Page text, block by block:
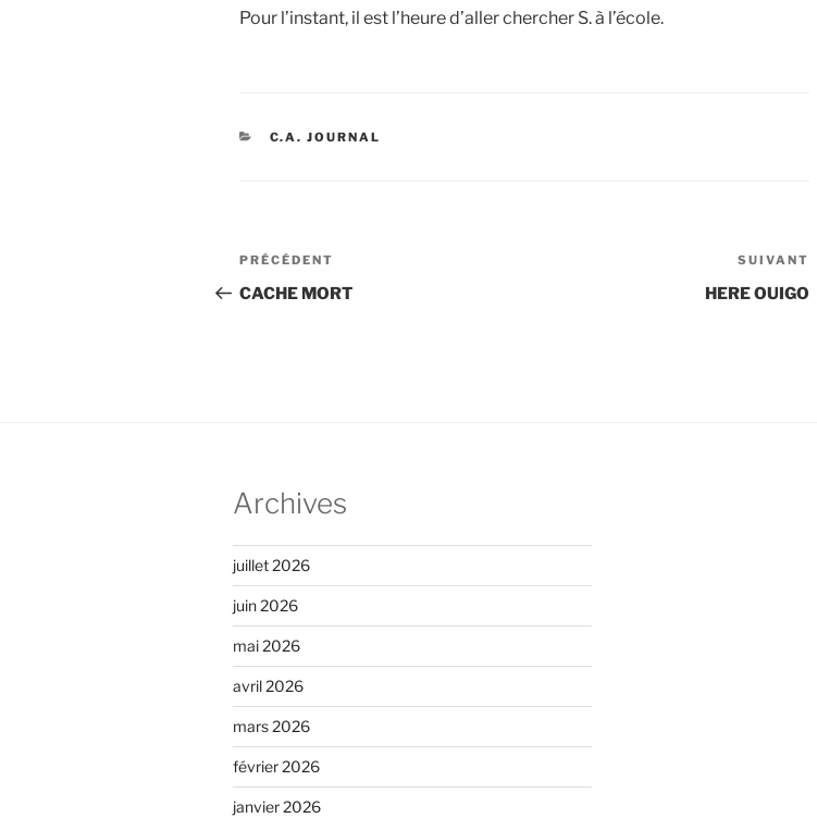
Pour l’instant, il est l’heure d’aller chercher S. à l’école.
CATÉGORIES
C.A. JOURNAL
Navigation
de
Article
précédent
PRÉCÉDENT
CACHE MORT
SUIVANT
HERE OUIGO
Archives
juillet 2026
juin 2026
mai 2026
avril 2026
mars 2026
février 2026
janvier 2026